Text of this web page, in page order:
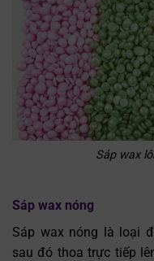
Sáp wax
Sáp wax nóng
Sáp wax nóng là loại
sau đó thoa trực tiếp